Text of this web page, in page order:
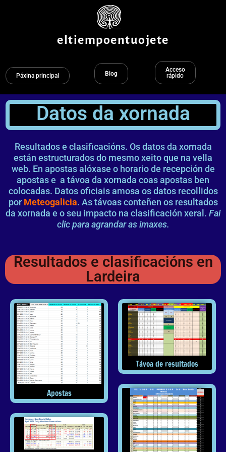
eltiempoentuojete
Páxina principal Blog
Acceso
rápido
Datos da xornada
Resultados e clasificacións. Os datos da xornada
están estructurados do mesmo xeito que na vella
web. En apostas alóxase o horario de recepción de
apostas e a távoa da xornada coas apostas ben
colocadas. Datos oficiais amosa os datos recollidos
por Meteogalicia. As távoas conteñen os resultados
da xornada e o seu impacto na clasificación xeral. Fai
clic para agrandar as imaxes.
Resultados e clasificacións en
Lardeira
Apostas
Távoa de resultados